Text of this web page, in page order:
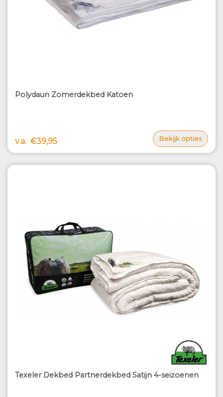
Polydaun Zomerdekbed Katoen
v.a. €39,95 Bekijk opties
Texeler Dekbed Partnerdekbed Satijn 4-seizoenen